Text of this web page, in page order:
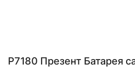
Р7180 Презент Батарея